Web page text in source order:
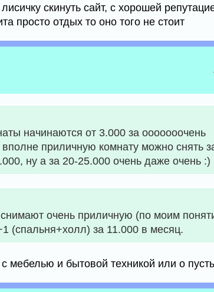
скинуть сайт, с хорошей
просто отдых то оно того не стоит
начинаются от 3.000 за ооооооочень
вполне приличную комнату можно снять
ну а за 20-25.000 очень даже очень :)
очень приличную (по моим
(спальня+холл) за 11.000 в месяц.
с мебелью и бытовой техникой или о